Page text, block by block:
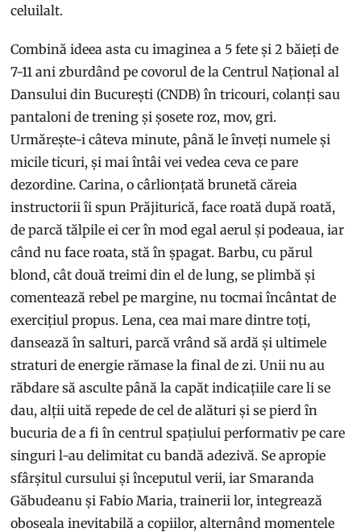
celuilalt.
Combină ideea asta cu imaginea a 5 fete și 2 băieți de
7-11 ani zburdând pe covorul de la Centrul Național al
Dansului din București (CNDB) în tricouri, colanți sau
pantaloni de trening și șosete roz, mov, gri.
Urmărește-i câteva minute, până le înveți numele și
micile ticuri, și mai întâi vei vedea ceva ce pare
dezordine. Carina, o cârlionțată brunetă căreia
instructorii îi spun Prăjiturică, face roată după roată,
de parcă tălpile ei cer în mod egal aerul și podeaua, iar
când nu face roata, stă în șpagat. Barbu, cu părul
blond, cât două treimi din el de lung, se plimbă și
comentează rebel pe margine, nu tocmai încântat de
exercițiul propus. Lena, cea mai mare dintre toți,
dansează în salturi, parcă vrând să ardă și ultimele
straturi de energie rămase la final de zi. Unii nu au
răbdare să asculte până la capăt indicațiile care li se
dau, alții uită repede de cel de alături și se pierd în
bucuria de a fi în centrul spațiului performativ pe care
singuri l-au delimitat cu bandă adezivă. Se apropie
sfârșitul cursului și începutul verii, iar Smaranda
Găbudeanu și Fabio Maria, trainerii lor, integrează
oboseala inevitabilă a copiilor, alternând momentele